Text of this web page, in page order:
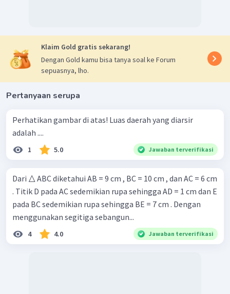
Klaim Gold gratis sekarang!
Dengan Gold kamu bisa tanya soal ke Forum
sepuasnya, lho.
Pertanyaan serupa
Perhatikan gambar di atas! Luas daerah yang diarsir
adalah ....
1 5.0 Jawaban terverifikasi
Dari △ ABC diketahui AB = 9 cm , BC = 10 cm , dan AC = 6 cm
. Titik D pada AC sedemikian rupa sehingga AD = 1 cm dan E
pada BC sedemikian rupa sehingga BE = 7 cm . Dengan
menggunakan segitiga sebangun...
4 4.0 Jawaban terverifikasi